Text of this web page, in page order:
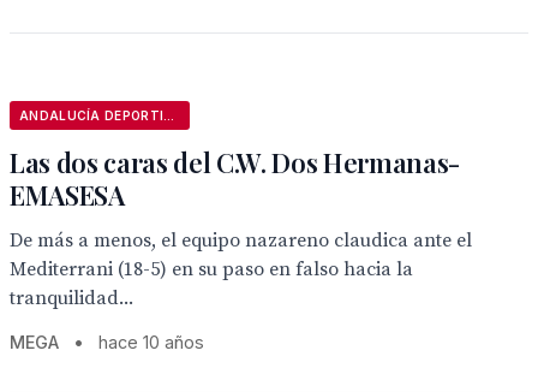
Las dos caras del C.W. Dos Hermanas-
EMASESA
De más a menos, el equipo nazareno claudica ante el
Mediterrani (18-5) en su paso en falso hacia la
tranquilidad...
MEGA • hace 10 años